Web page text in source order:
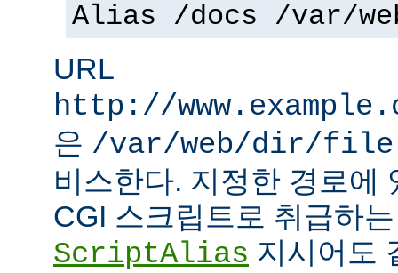
Alias /docs /var/
URL
http://
은 /var/web/dir/
비스한다. 지정한 경로에
CGI 스크립트로 취급하
ScriptAlias 지시어도